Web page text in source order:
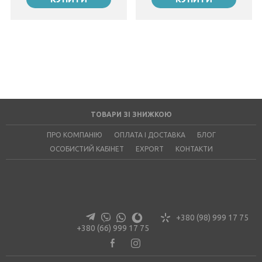
1236 ₴ 853 ₴ 1236 ₴ 1050 ₴
ПРО КОМПАНІЮ ОПЛАТА І ДОСТАВКА
БЛОГ
ОСОБИСТИЙ КАБІНЕТ
EXPORT КОНТАКТИ
ТОВАРИ ЗІ ЗНИЖКОЮ
+380 (66) 999 17 75
+380 (98) 999 17 75